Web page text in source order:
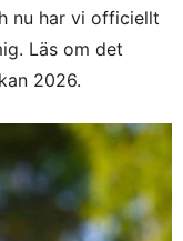
nu har vi officiellt
Läs om det
2026.